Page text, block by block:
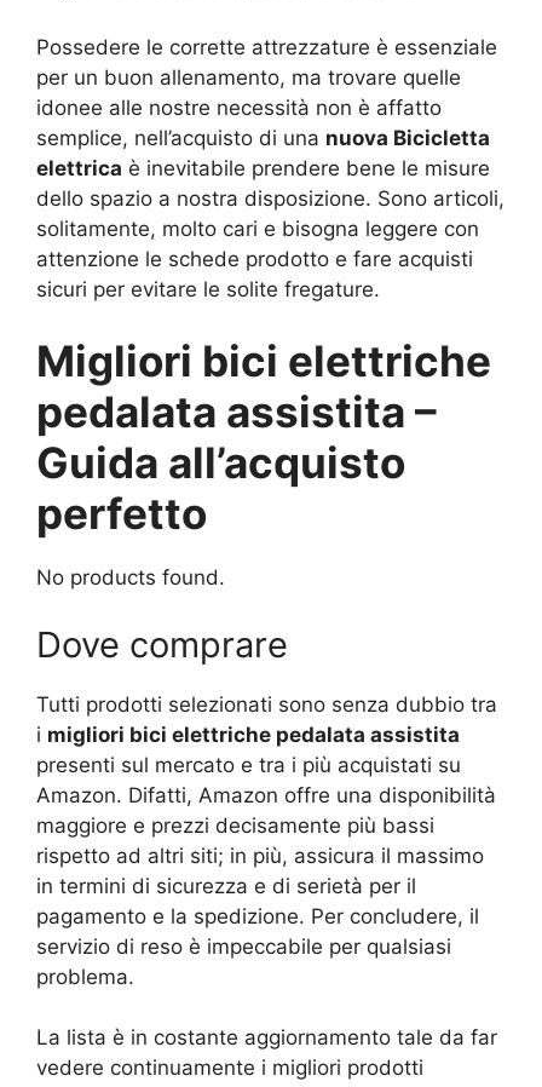
Possedere le corrette attrezzature è essenziale
per un buon allenamento, ma trovare quelle
idonee alle nostre necessità non è affatto
semplice, nell’acquisto di una nuova Bicicletta
elettrica è inevitabile prendere bene le misure
dello spazio a nostra disposizione. Sono articoli,
solitamente, molto cari e bisogna leggere con
attenzione le schede prodotto e fare acquisti
sicuri per evitare le solite fregature.
Migliori bici elettriche
pedalata assistita –
Guida all’acquisto
perfetto
No products found.
Dove comprare
Tutti prodotti selezionati sono senza dubbio tra
i migliori bici elettriche pedalata assistita
presenti sul mercato e tra i più acquistati su
Amazon. Difatti, Amazon offre una disponibilità
maggiore e prezzi decisamente più bassi
rispetto ad altri siti; in più, assicura il massimo
in termini di sicurezza e di serietà per il
pagamento e la spedizione. Per concludere, il
servizio di reso è impeccabile per qualsiasi
problema.
La lista è in costante aggiornamento tale da far
vedere continuamente i migliori prodotti